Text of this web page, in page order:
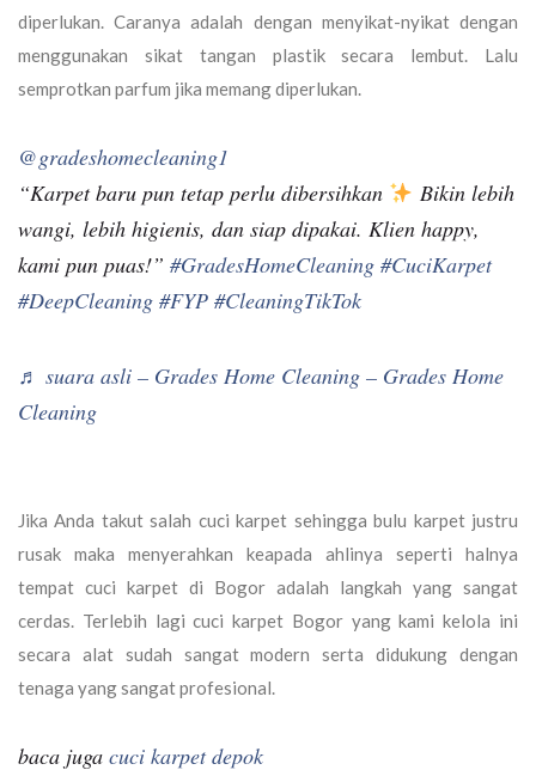
diperlukan. Caranya adalah dengan menyikat-nyikat dengan
menggunakan sikat tangan plastik secara lembut. Lalu
semprotkan parfum jika memang diperlukan.
@gradeshomecleaning1
“Karpet baru pun tetap perlu dibersihkan
Bikin lebih
wangi, lebih higienis, dan siap dipakai. Klien happy,
kami pun puas!” #GradesHomeCleaning #CuciKarpet
#DeepCleaning #FYP #CleaningTikTok
♬ suara asli – Grades Home Cleaning – Grades Home
Cleaning
Jika Anda takut salah cuci karpet sehingga bulu karpet justru
rusak maka menyerahkan keapada ahlinya seperti halnya
tempat cuci karpet di Bogor adalah langkah yang sangat
cerdas. Terlebih lagi cuci karpet Bogor yang kami kelola ini
secara alat sudah sangat modern serta didukung dengan
tenaga yang sangat profesional.
baca juga cuci karpet depok